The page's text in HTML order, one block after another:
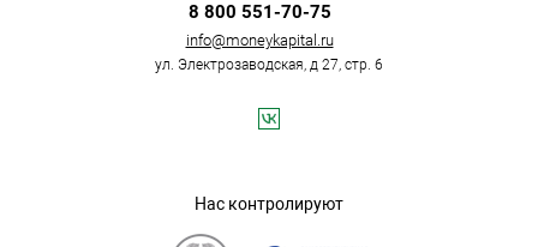
8 800 551-70-75
info@moneykapital.ru
ул. Электрозаводская, д 27, стр. 6
Нас контролируют